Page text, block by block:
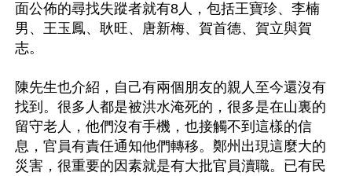
面公佈的尋找失蹤者就有8人，包括王寶珍、李楠
男、王玉鳳、耿旺、唐新梅、賀首德、賀立與賀
志。
陳先生也介紹，自己有兩個朋友的親人至今還沒有
找到。很多人都是被洪水淹死的，很多是在山裏的
留守老人，他們沒有手機，也接觸不到這樣的信
息，官員有責任通知他們轉移。鄭州出現這麼大的
災害，很重要的因素就是有大批官員瀆職。已有民